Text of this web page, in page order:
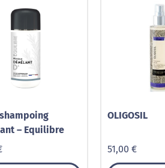
– Equilibre
OLIGOSIL
51,00 €